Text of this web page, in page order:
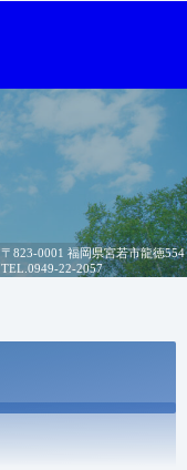
〒823-0001 福岡県宮若市龍徳554
TEL. 0949-22-2057